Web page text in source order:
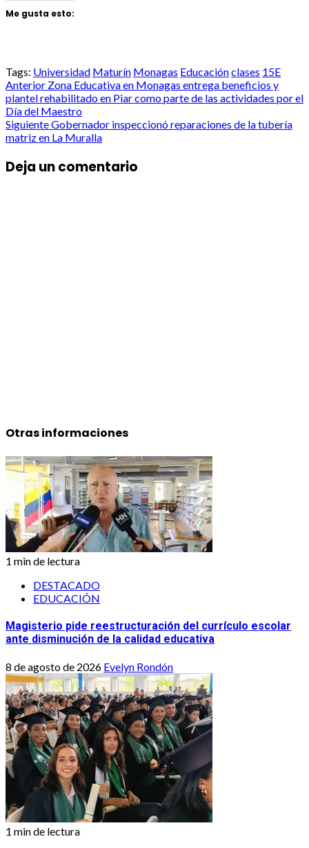
Me gusta esto:
Tags: Universidad Maturín Monagas Educaciónclases 15E
Post
navigation
Anterior Zona Educativa en Monagas entrega beneficios y
plantel rehabilitado en Piar como parte de las actividades por el
Día del Maestro
SiguienteGobernador inspeccionó reparaciones de la tubería
matriz en La Muralla
Deja un comentario
Otras informaciones
1 min de lectura
DESTACADO
EDUCACIÓN
Magisterio pide reestructuración del currículo escolar
ante disminución de la calidad educativa
8 de agosto de 2026 Evelyn Rondón
1 min de lectura